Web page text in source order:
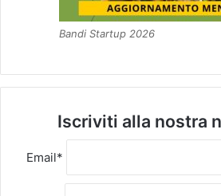
Bandi Startup 2026
Iscriviti alla nostra
Email*